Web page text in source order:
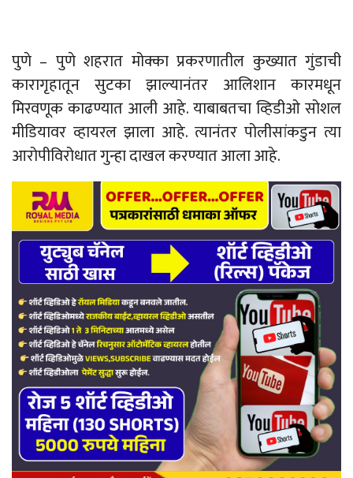
पुणे – पुणे शहरात मोक्का प्रकरणातील कुख्यात गुंडाची
कारागृहातून सुटका झाल्यानंतर आलिशान कारमधून
मिरवणूक काढण्यात आली आहे. याबाबतचा व्हिडीओ सोशल
मीडियावर व्हायरल झाला आहे. त्यानंतर पोलीसांकडुन त्या
आरोपीविरोधात गुन्हा दाखल करण्यात आला आहे.